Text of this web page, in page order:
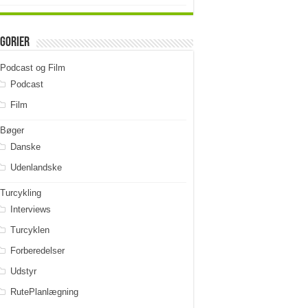
Podcast og Film
Podcast
Film
Bøger
Danske
Udenlandske
Turcykling
Interviews
Turcyklen
Forberedelser
Udstyr
RutePlanlægning